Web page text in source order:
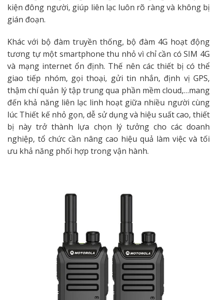
kiện đông người, giúp liên lạc luôn rõ ràng và không bị
gián đoạn.
Khác với bộ đàm truyền thống, bộ đàm 4G hoạt động
tương tự một smartphone thu nhỏ vì chỉ cần có SIM 4G
và mạng internet ổn định. Thế nên các thiết bị có thể
giao tiếp nhóm, gọi thoại, gửi tin nhắn, định vị GPS,
thậm chí quản lý tập trung qua phần mềm cloud,…mang
đến khả năng liên lạc linh hoạt giữa nhiều người cùng
lúc Thiết kế nhỏ gọn, dễ sử dụng và hiệu suất cao, thiết
bị này trở thành lựa chọn lý tưởng cho các doanh
nghiệp, tổ chức cần nâng cao hiệu quả làm việc và tối
ưu khả năng phối hợp trong vận hành.